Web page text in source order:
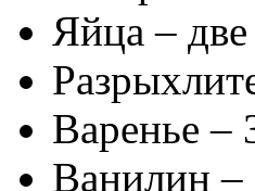
Яйца –
Варенье –
Ванилин –